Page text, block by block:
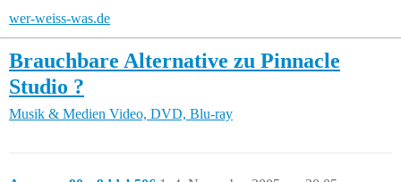
wer-weiss-was.de
Brauchbare Alternative zu Pinnacle
Studio ?
Musik & Medien Video, DVD, Blu-ray